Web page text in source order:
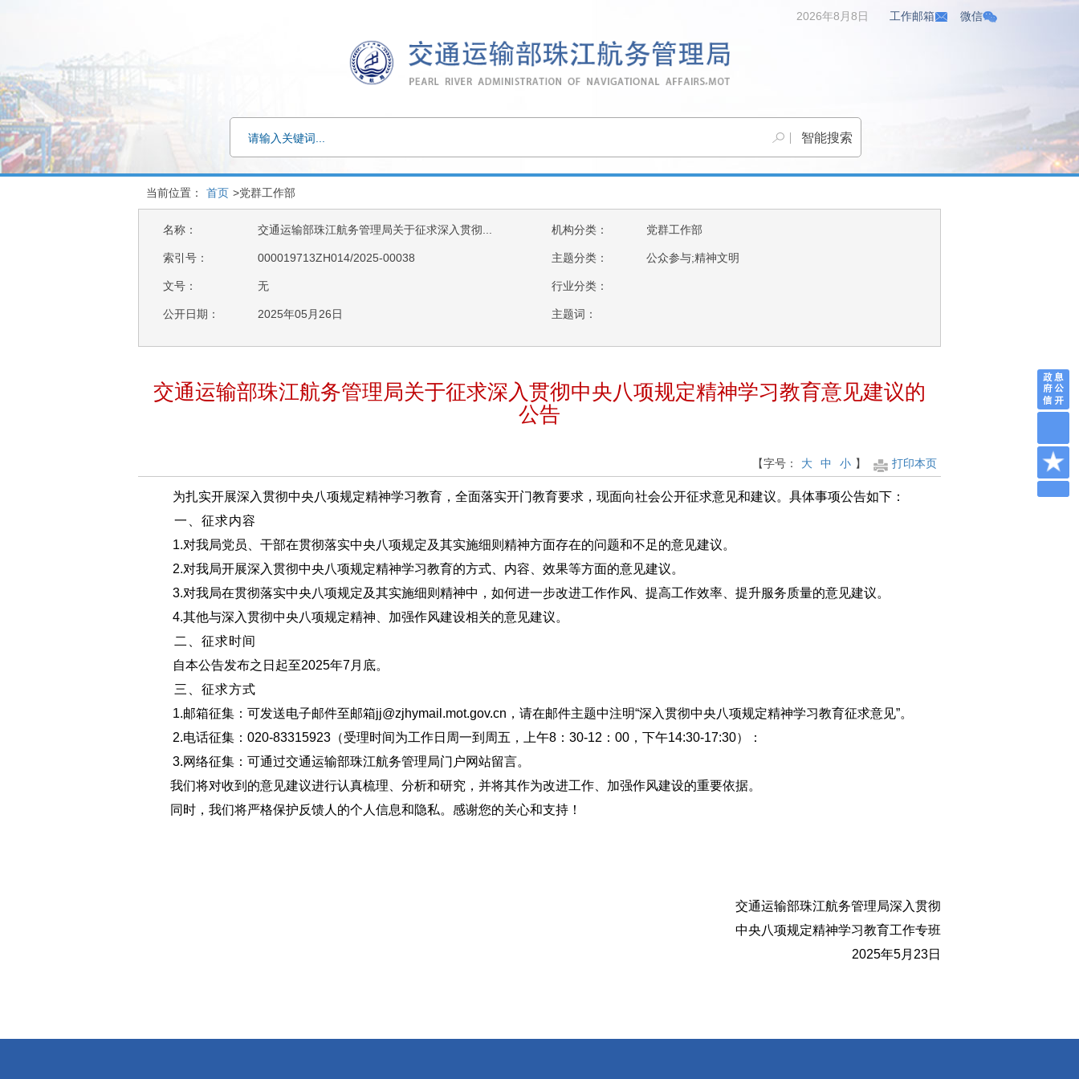
2026年8月8日 工作邮箱 微信
当前位置： 首页 >党群工作部
名称： 交通运输部珠江航务管理局关于征求深入贯彻...
索引号： 000019713ZH014/2025-00038
文号： 无
公开日期： 2025年05月26日
机构分类： 党群工作部
主题分类： 公众参与;精神文明
行业分类：
主题词：
交通运输部珠江航务管理局关于征求深入贯彻中央八项规定精神学习教育意见建议的
公告
【字号： 大 中 小 】 打印本页
为扎实开展深入贯彻中央八项规定精神学习教育，全面落实开门教育要求，现面向社会公开征求意见和建议。具体事项公告如下：
一、征求内容
1.对我局党员、干部在贯彻落实中央八项规定及其实施细则精神方面存在的问题和不足的意见建议。
2.对我局开展深入贯彻中央八项规定精神学习教育的方式、内容、效果等方面的意见建议。
3.对我局在贯彻落实中央八项规定及其实施细则精神中，如何进一步改进工作作风、提高工作效率、提升服务质量的意见建议。
4.其他与深入贯彻中央八项规定精神、加强作风建设相关的意见建议。
二、征求时间
自本公告发布之日起至2025年7月底。
三、征求方式
1.邮箱征集：可发送电子邮件至邮箱jj@zjhymail.mot.gov.cn，请在邮件主题中注明“深入贯彻中央八项规定精神学习教育征求意见”。
2.电话征集：020-83315923（受理时间为工作日周一到周五，上午8：30-12：00，下午14:30-17:30）：
3.网络征集：可通过交通运输部珠江航务管理局门户网站留言。
我们将对收到的意见建议进行认真梳理、分析和研究，并将其作为改进工作、加强作风建设的重要依据。
同时，我们将严格保护反馈人的个人信息和隐私。感谢您的关心和支持！
交通运输部珠江航务管理局深入贯彻
中央八项规定精神学习教育工作专班
2025年5月23日